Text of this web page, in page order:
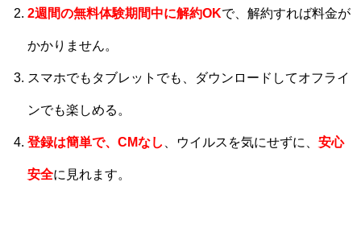
2週間の無料体験期間中に解約OKで、解約すれば料金が
かかりません。
スマホでもタブレットでも、ダウンロードしてオフライ
ンでも楽しめる。
登録は簡単で、CMなし 、ウイルスを気にせずに、 安心
安全に見れます。